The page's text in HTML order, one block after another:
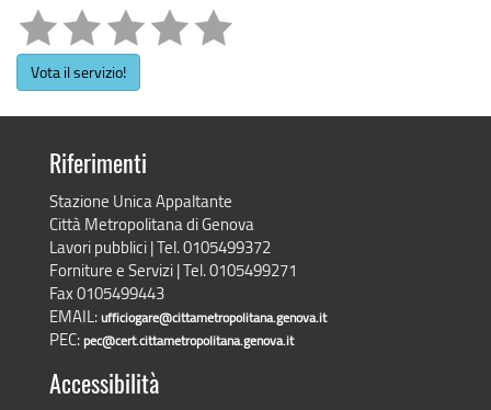
Vota il servizio!
Riferimenti
Stazione Unica Appaltante
Città Metropolitana di Genova
Lavori pubblici | Tel. 0105499372
Forniture e Servizi | Tel. 0105499271
Fax 0105499443
EMAIL:ufficiogare@cittametropolitana.genova.it
PEC:pec@cert.cittametropolitana.genova.it
Accessibilità